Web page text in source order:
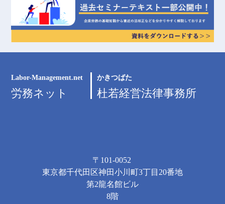
Labor-Management.net
労務ネット
かきつばた
杜若経営法律事務所
〒101-0052
東京都千代田区神田小川町3丁目20番地
第2龍名館ビル
8階